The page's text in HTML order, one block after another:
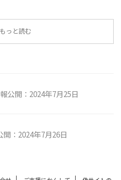
もっと読む
公開：2024年7月25日
：2024年7月26日